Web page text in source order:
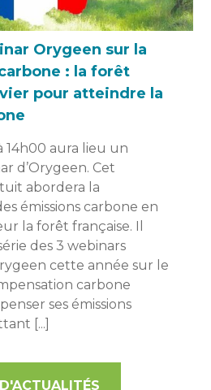
Orygeen sur la
: la forêt
pour atteindre la
14h00 aura lieu un
d’Orygeen. Cet
abordera la
émissions carbone en
la forêt française. Il
des 3 webinars
cette année sur le
carbone
ses émissions
[...]